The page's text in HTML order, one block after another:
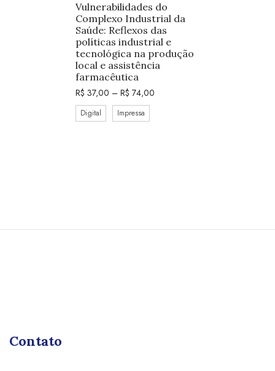
Vulnerabilidades do
Complexo Industrial da
Saúde: Reflexos das
políticas industrial e
tecnológica na produção
local e assistência
farmacêutica
R$ 37,00 – R$ 74,00
Digital Impressa
Contato